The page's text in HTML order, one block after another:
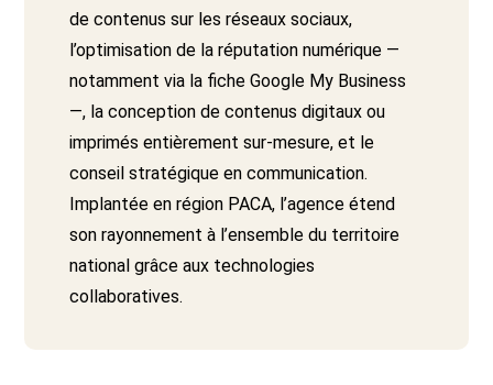
de contenus sur les réseaux sociaux,
l’optimisation de la réputation numérique —
notamment via la fiche Google My Business
—, la conception de contenus digitaux ou
imprimés entièrement sur-mesure, et le
conseil stratégique en communication.
Implantée en région PACA, l’agence étend
son rayonnement à l’ensemble du territoire
national grâce aux technologies
collaboratives.